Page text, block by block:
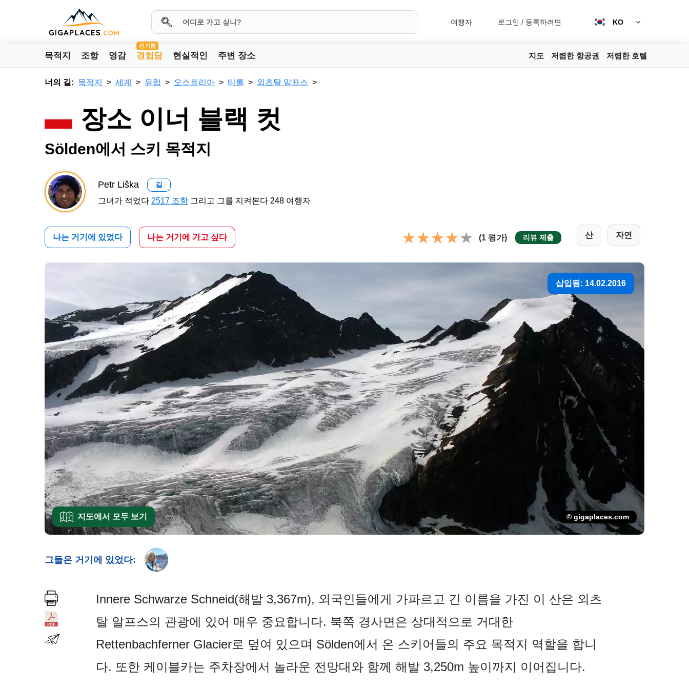
여행자 로그인 / 등록하려면 KO
목적지 조항 영감
진기함
경험담 현실적인 주변 장소 지도 저렴한 항공권 저렴한 호텔
너의 길: 목적지 세계 유럽 오스트리아 티롤 외츠탈 알프스
장소 이너 블랙 컷
Sölden에서 스키 목적지
Petr Liška 길
그녀가 적었다 2517 조항 그리고 그를 지켜본다 248 여행자
나는 거기에 있었다 나는 거기에 가고 싶다 (1 평가) 리뷰 제출 산 자연
삽입됨: 14.02.2016
지도에서 모두 보기 © gigaplaces.com
그들은 거기에 있었다:
Innere Schwarze Schneid(해발 3,367m), 외국인들에게 가파르고 긴 이름을 가진 이 산은 외츠
탈 알프스의 관광에 있어 매우 중요합니다. 북쪽 경사면은 상대적으로 거대한
Rettenbachferner Glacier로 덮여 있으며 Sölden에서 온 스키어들의 주요 목적지 역할을 합니
다. 또한 케이블카는 주차장에서 놀라운 전망대와 함께 해발 3,250m 높이까지 이어집니다.